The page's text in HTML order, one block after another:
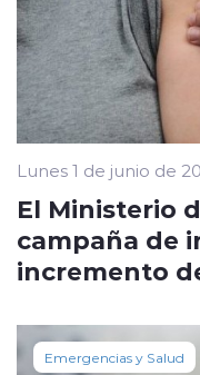
Lunes 1 de junio de
El Ministerio
campaña de
incremento
Emergencias y Salud